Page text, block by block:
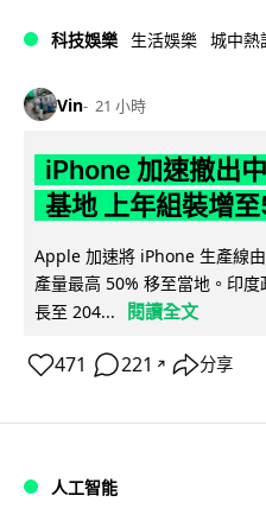
科技娛樂 生活娛樂 城中熱
Vin 21 小時
iPhone 加速撤出
基地 上年組裝增
Apple 加速將 iPhone 生產線
產量最高 50% 移至當地。印
長至 204...
閱讀全文
471 221 ↗ 分享
人工智能